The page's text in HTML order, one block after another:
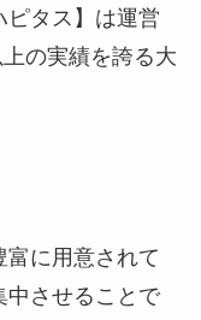
ピタス】は運営
の実績を誇る大
に用意されて
中させることで